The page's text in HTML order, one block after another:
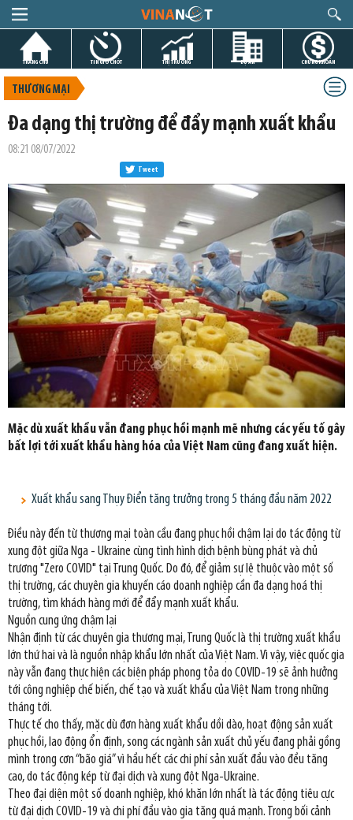
TRANG CHỦ TIN GIỜ CHÓT THỊ TRƯỜNG DỰ ÁN CHỨNG KHOÁN
THƯƠNG MẠI
Đa dạng thị trường để đẩy mạnh xuất khẩu
08:21 08/07/2022
Tweet
Mặc dù xuất khẩu vẫn đang phục hồi mạnh mẽ nhưng các yếu tố gây
bất lợi tới xuất khẩu hàng hóa của Việt Nam cũng đang xuất hiện.
Xuất khẩu sang Thụy Điển tăng trưởng trong 5 tháng đầu năm 2022
Điều này đến từ thương mại toàn cầu đang phục hồi chậm lại do tác động từ
xung đột giữa Nga - Ukraine cùng tình hình dịch bệnh bùng phát và chủ
trương "Zero COVID" tại Trung Quốc. Do đó, để giảm sự lệ thuộc vào một số
thị trường, các chuyên gia khuyến cáo doanh nghiệp cần đa dạng hoá thị
trường, tìm khách hàng mới để đẩy mạnh xuất khẩu.
Nguồn cung ứng chậm lại
Nhận định từ các chuyên gia thương mại, Trung Quốc là thị trường xuất khẩu
lớn thứ hai và là nguồn nhập khẩu lớn nhất của Việt Nam. Vì vậy, việc quốc gia
này vẫn đang thực hiện các biện pháp phong tỏa do COVID-19 sẽ ảnh hưởng
tới công nghiệp chế biến, chế tạo và xuất khẩu của Việt Nam trong những
tháng tới.
Thực tế cho thấy, mặc dù đơn hàng xuất khẩu dồi dào, hoạt động sản xuất
phục hồi, lao động ổn định, song các ngành sản xuất chủ yếu đang phải gồng
mình trong cơn “bão giá” vì hầu hết các chi phí sản xuất đầu vào đều tăng
cao, do tác động kép từ đại dịch và xung đột Nga-Ukraine.
Theo đại diện một số doanh nghiệp, khó khăn lớn nhất là tác động tiêu cực
từ đại dịch COVID-19 và chi phí đầu vào gia tăng quá mạnh. Trong bối cảnh